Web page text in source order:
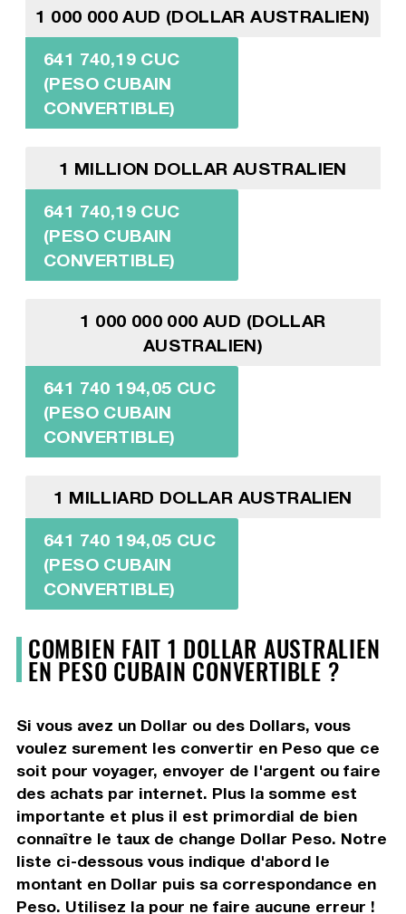
1 000 000 AUD (DOLLAR AUSTRALIEN)
641 740,19 CUC
(PESO CUBAIN
CONVERTIBLE)
1 MILLION DOLLAR AUSTRALIEN
641 740,19 CUC
(PESO CUBAIN
CONVERTIBLE)
1 000 000 000 AUD (DOLLAR
AUSTRALIEN)
641 740 194,05 CUC
(PESO CUBAIN
CONVERTIBLE)
1 MILLIARD DOLLAR AUSTRALIEN
641 740 194,05 CUC
(PESO CUBAIN
CONVERTIBLE)
COMBIEN FAIT 1 DOLLAR AUSTRALIEN
EN PESO CUBAIN CONVERTIBLE ?
Si vous avez un Dollar ou des Dollars, vous
voulez surement les convertir en Peso que ce
soit pour voyager, envoyer de l'argent ou faire
des achats par internet. Plus la somme est
importante et plus il est primordial de bien
connaître le taux de change Dollar Peso. Notre
liste ci-dessous vous indique d'abord le
montant en Dollar puis sa correspondance en
Peso. Utilisez la pour ne faire aucune erreur !